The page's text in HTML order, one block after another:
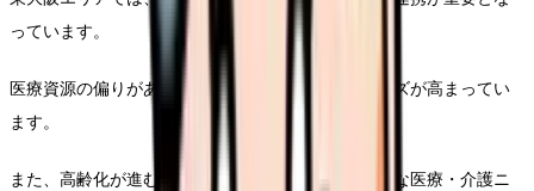
っています。
医療資源の偏りがあり、特定地域での訪問診療ニーズが高まってい
ます。
また、高齢化が進む団地や古い住宅街では、複合的な医療・介護ニ